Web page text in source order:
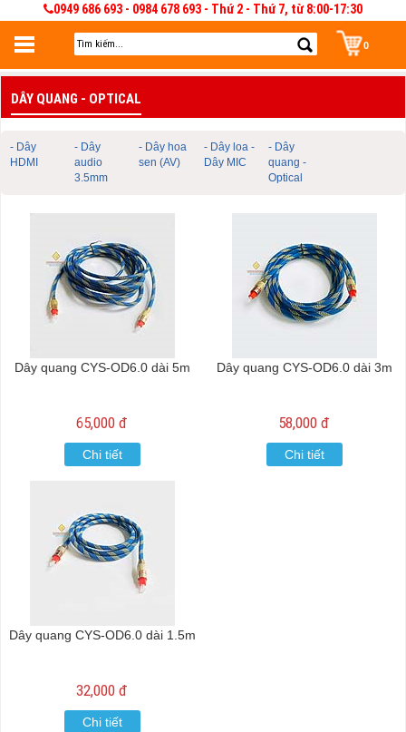
0949 686 693 - 0984 678 693 - Thứ 2 - Thứ 7, từ 8:00-17:30
0
Đăng nhập
Đăng nhập để lưu giỏ hàng 30 ngày. Có thể sửa và quản lý giỏ hàng và đơn
hàng
DÂY QUANG - OPTICAL
- Dây
HDMI
- Dây
audio
3.5mm
- Dây hoa
sen (AV)
- Dây loa -
Dây MIC
- Dây
quang -
Optical
Dây quang CYS-OD6.0 dài 5m
65,000 đ
Chi tiết
Dây quang CYS-OD6.0 dài 3m
58,000 đ
Chi tiết
Dây quang CYS-OD6.0 dài 1.5m
32,000 đ
Chi tiết